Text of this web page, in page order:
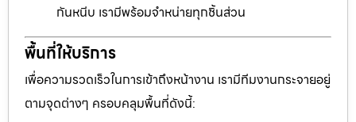
กันหนีบ เรามีพร้อมจำหน่ายทุกชิ้นส่วน
พื้นที่ให้บริการ
เพื่อความรวดเร็วในการเข้าถึงหน้างาน เรามีทีมงานกระจายอยู่
ตามจุดต่างๆ ครอบคลุมพื้นที่ดังนี้: